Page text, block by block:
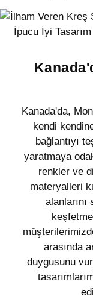
Kanada'da,
kendi
bağlantıyı
yaratmaya
renkler ve
materyalleri
arasında
duygusunu